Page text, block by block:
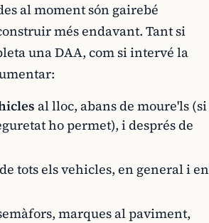
al moment són gairebé
més endavant. Tant si
una DAA, com si intervé la
al lloc, abans de moure'ls (si
ho permet), i després de
de tots els vehicles, en general i en
marques al paviment,